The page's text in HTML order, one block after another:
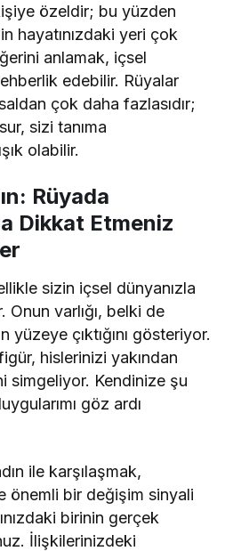
özeldir; bu yüzden
hayatınızdaki yeri çok
anlamak, içsel
edebilir. Rüyalar
çok daha fazlasıdır;
sizi tanıma
olabilir.
Rüyada
Dikkat Etmeniz
sizin içsel dünyanızla
varlığı, belki de
yüzeye çıktığını gösteriyor.
hislerinizi yakından
simgeliyor. Kendinize şu
göz ardı
ile karşılaşmak,
önemli bir değişim sinyali
birinin gerçek
İlişkilerinizdeki